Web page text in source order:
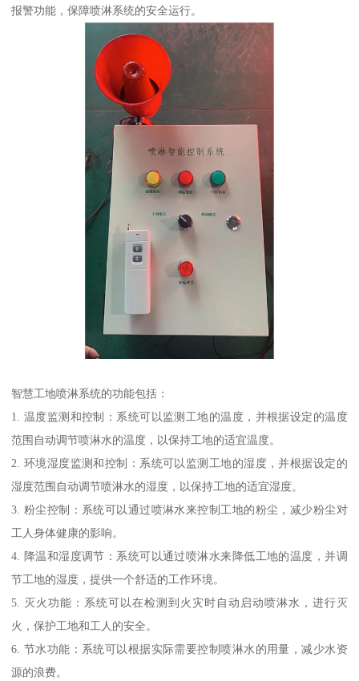
报警功能，保障喷淋系统的安全运行。
智慧工地喷淋系统的功能包括：
1. 温度监测和控制：系统可以监测工地的温度，并根据设定的温度
范围自动调节喷淋水的温度，以保持工地的适宜温度。
2. 环境湿度监测和控制：系统可以监测工地的湿度，并根据设定的
湿度范围自动调节喷淋水的湿度，以保持工地的适宜湿度。
3. 粉尘控制：系统可以通过喷淋水来控制工地的粉尘，减少粉尘对
工人身体健康的影响。
4. 降温和湿度调节：系统可以通过喷淋水来降低工地的温度，并调
节工地的湿度，提供一个舒适的工作环境。
5. 灭火功能：系统可以在检测到火灾时自动启动喷淋水，进行灭
火，保护工地和工人的安全。
6. 节水功能：系统可以根据实际需要控制喷淋水的用量，减少水资
源的浪费。